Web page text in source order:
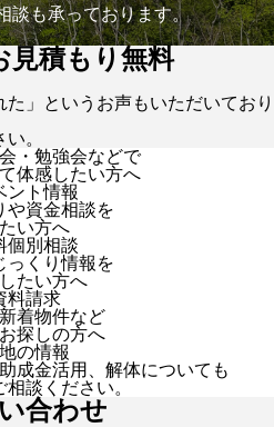
談も承っております。
見積もり無料
た」というお声もいただいており
。
・勉強会などで
体感したい方へ
ント情報
や資金相談を
い方へ
個別相談
っくり情報を
たい方へ
料請求
着物件など
探しの方へ
の情報
成金活用、解体についても
談ください。
合わせ